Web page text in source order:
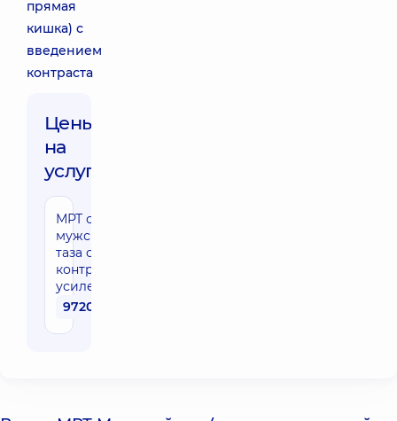
прямая
кишка) с
введением
контраста
Цены
на
услуги:
МРТ органов
мужского
таза с
контрастным
усилением
9720 грн